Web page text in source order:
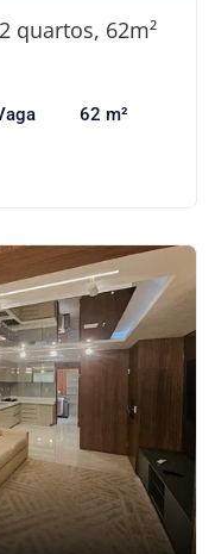
quartos, 62m²
62 m²